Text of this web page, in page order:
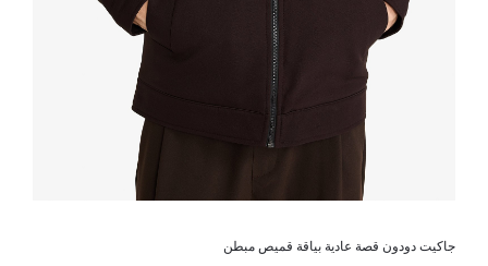
جاكيت دودون قصة عادية بياقة قميص مبطن